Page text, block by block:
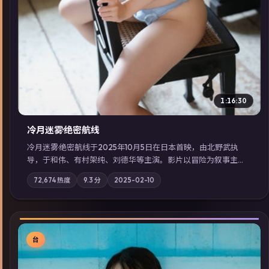
1:16:30
冷月迷雾·绝密航线
冷月迷雾·绝密航线于2025年10月5日在日本首映，由北野武执
导，于和伟、有村架纯、刘德华等主演。影片以冒险为叙事主
轴，记忆碎片重组后，主角发现自己从未活过“真实”的一天；摄
影与配乐强化地域气质；站内亦可通过「国产免费观看高清电视
剧在线看」延展检索同类型高分佳作，畅享高清在线追剧体验。
72,674热度 9.3 分 2025-02-10
台